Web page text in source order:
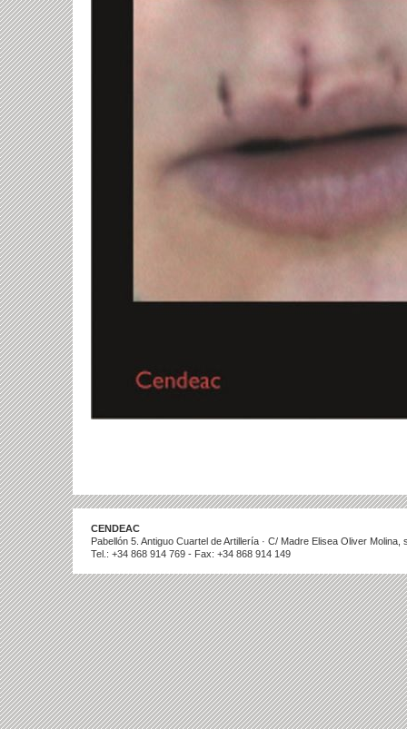
CENDEAC
Pabellón 5. Antiguo Cuartel de Artillería · C/ Madre Elisea Oliver
Tel.: +34 868 914 769 - Fax: +34 868 914 149